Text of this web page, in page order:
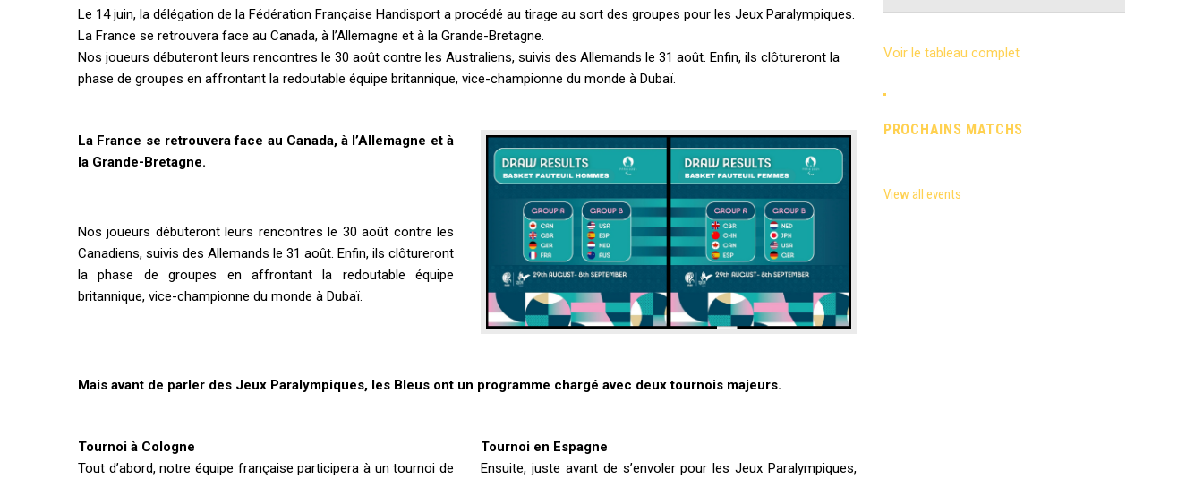
Le 14 juin, la délégation de la Fédération Française Handisport a procédé au tirage au sort des groupes pour les Jeux Paralympiques.
La France se retrouvera face au Canada, à l’Allemagne et à la Grande-Bretagne.
Nos joueurs débuteront leurs rencontres le 30 août contre les Australiens, suivis des Allemands le 31 août. Enfin, ils clôtureront la
phase de groupes en affrontant la redoutable équipe britannique, vice-championne du monde à Dubaï.
La France se retrouvera face au Canada, à l’Allemagne et à
la Grande-Bretagne.
Nos joueurs débuteront leurs rencontres le 30 août contre les
Canadiens, suivis des Allemands le 31 août. Enfin, ils clôtureront
la phase de groupes en affrontant la redoutable équipe
britannique, vice-championne du monde à Dubaï.
Mais avant de parler des Jeux Paralympiques, les Bleus ont un programme chargé avec deux tournois majeurs.
Tournoi à Cologne
Tout d’abord, notre équipe française participera à un tournoi de
Tournoi en Espagne
Ensuite, juste avant de s’envoler pour les Jeux Paralympiques,
Voir le tableau complet
PROCHAINS MATCHS
View all events